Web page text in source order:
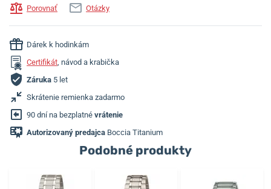
Porovnať Otázky
Dárek k hodinkám
Certifikát, návod a krabička
Záruka 5 let
Skrátenie remienka zadarmo
90 dní na bezplatné vrátenie
Autorizovaný predajca Boccia Titanium
Podobné produkty